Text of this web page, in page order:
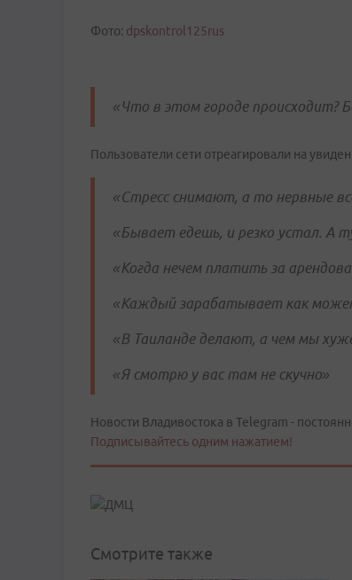
Фото: dpskontrol125rus
«Что в этом городе происходит?
Пользователи сети отреагировали на
«Стресс снимают, а то нервные
«Бывает едешь, и резко устал. А
«Когда нечем платить за
«Каждый зарабатывает как
«В Таиланде делают, а чем мы
«Я смотрю у вас там не скучно»
Новости Владивостока в Telegram -
Подписывайтесь одним нажатием!
Смотрите также